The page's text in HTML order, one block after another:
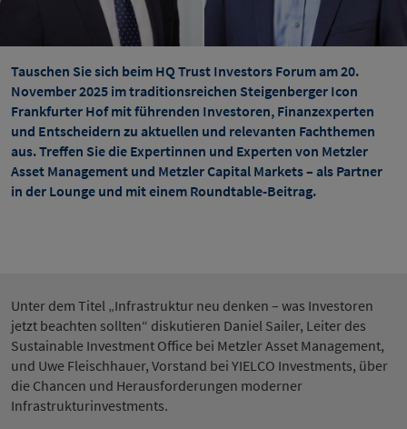
Tauschen Sie sich beim HQ Trust Investors Forum am 20.
November 2025 im traditionsreichen Steigenberger Icon
Frankfurter Hof mit führenden Investoren, Finanzexperten
und Entscheidern zu aktuellen und relevanten Fachthemen
aus. Treffen Sie die Expertinnen und Experten von Metzler
Asset Management und Metzler Capital Markets – als Partner
in der Lounge und mit einem Roundtable-Beitrag.
Unter dem Titel „Infrastruktur neu denken – was Investoren
jetzt beachten sollten“ diskutieren Daniel Sailer, Leiter des
Sustainable Investment Office bei Metzler Asset Management,
und Uwe Fleischhauer, Vorstand bei YIELCO Investments, über
die Chancen und Herausforderungen moderner
Infrastrukturinvestments.